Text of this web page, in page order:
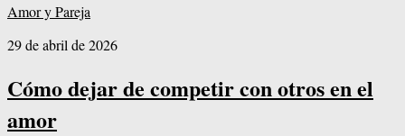
Amor y Pareja
29 de abril de 2026
Cómo dejar de competir con otros en el
amor